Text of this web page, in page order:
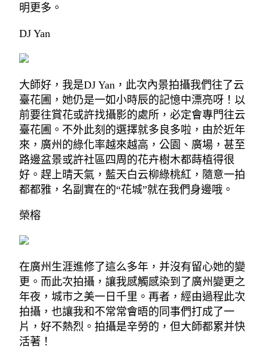
明更多。
DJ Yan
大師好，我是DJ Yan，此次內景拍攝我們往了云
臺花圃，她仍是一如小時辰的記憶中漂亮呀！以
前要往賞花或許找攝影的處所，必定會專門往云
臺花圃。不外此刻的選擇就多良多啦，由於近年
來，廣州的綠化率越來越高，公園、廣場，甚至
路邊盆景或許社區四周的花卉樹木都蒔植得很
好。趕上晴天氣，藍天白云柳綠桃紅，隨意一拍
都都雅，名副實在的“花城”就在我們身邊哦。
榮榕
在廣州生涯進修了這么多年，并沒有留心她的變
更。而此次拍攝，讓我感觸感染到了廣州變更之
年夜，城市之美一日千里。再者，經由過程此次
拍攝，也讓我和不常常會晤的同事們打成了一
片，好不熱烈。拍攝是辛勞的，但大師都累并快
活著！